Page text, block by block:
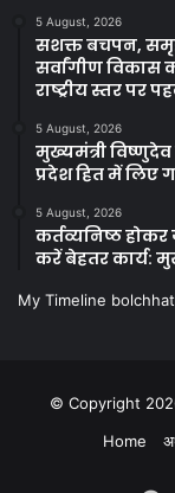
5 August, 2026
सशक्त बचपन,
सर्वांगीण विकास
राष्ट्रीय स्तर पर
5 August, 2026
मुख्यमंत्री
प्रदेश हित में लिए
5 August, 2026
कर्तव्यनिष्ठ
करें बेहतर कार्य:
My Timeline
© Copyright
Home